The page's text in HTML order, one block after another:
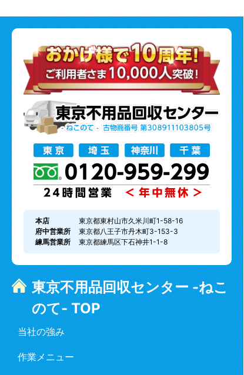
本店
東京都東村山市久米川町1-58-16
府中営業所
東京都八王子市丹木町3-153-3
練馬営業所
東京都練馬区下石神井1-1-8
東京不用品回収センター -ねこ
のて- TOP
当社の強み
作業メニュー